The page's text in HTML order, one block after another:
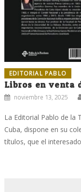
EDITORIAL PABLO
Libros en venta
noviembre 13, 2025
La Editorial Pablo de la
Cuba, dispone en su
títulos, que el